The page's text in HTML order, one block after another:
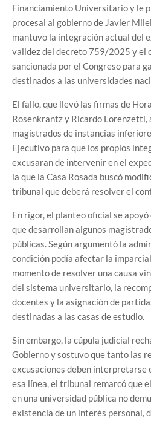
Financiamiento Universitario y le
procesal al gobierno de Javier
mantuvo la integración actual del
validez del decreto 759/2025 y el
sancionada por el Congreso para
destinados a las universidades
El fallo, que llevó las firmas de
Rosenkrantz y Ricardo Lorenzetti,
magistrados de instancias
Ejecutivo para que los propios
excusaran de intervenir en el
la que la Casa Rosada buscó
tribunal que deberá resolver el
En rigor, el planteo oficial se
que desarrollan algunos
públicas. Según argumentó la
condición podía afectar la
momento de resolver una causa
del sistema universitario, la
docentes y la asignación de
destinadas a las casas de estudio.
Sin embargo, la cúpula judicial
Gobierno y sostuvo que tanto las
excusaciones deben
esa línea, el tribunal remarcó que
en una universidad pública no
existencia de un interés personal,